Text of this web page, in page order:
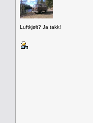
Luftkjølt? Ja takk!